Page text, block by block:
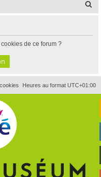
c
de ce forum ?
Heures au format UTC+01:00